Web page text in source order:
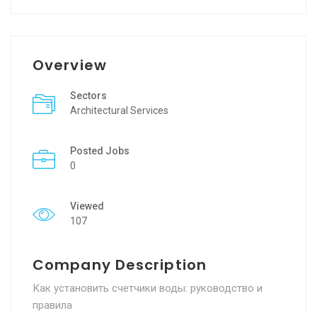
Overview
Sectors
Architectural Services
Posted Jobs
0
Viewed
107
Company Description
Как установить счетчики воды: руководство и
правила